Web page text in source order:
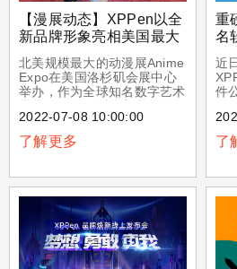
【漫展动态】XPPen以全
新品牌形象亮相美国最大
动漫展——Anime Expo
漫展
北美规模最大的动漫展Anime
Expo在美国洛杉矶会展中心
举办，作为全球知名数字艺术
象亮相本届漫展。
2022-07-08 10:00:00
了解更多
重
名
助
近
件
和
推
的
的
三
践
生
了